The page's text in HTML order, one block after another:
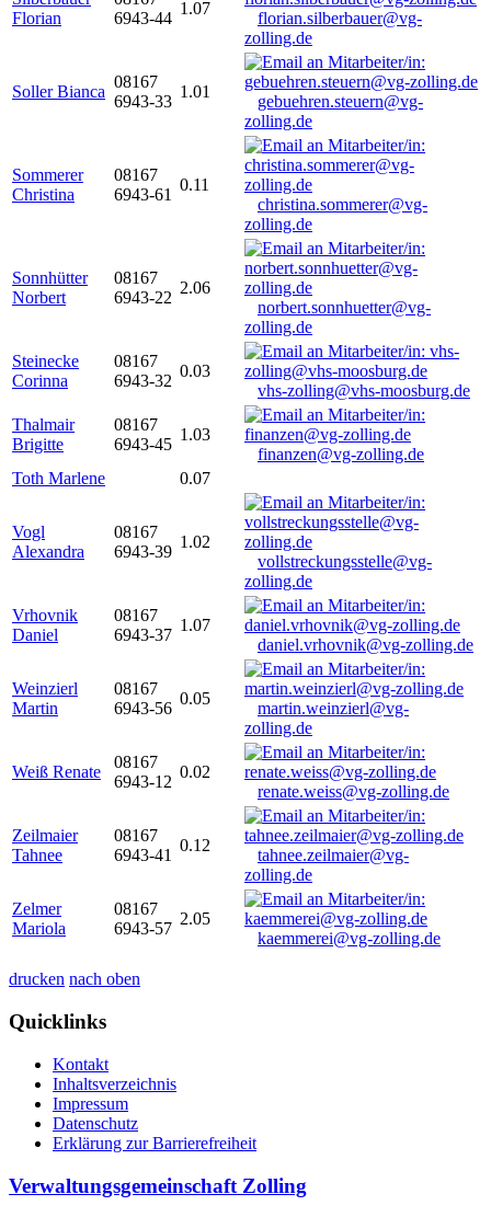
Florian
6943-44
1.07
florian.silberbauer@vg-
zolling.de
Soller Bianca
08167
6943-33
1.01
gebuehren.steuern@vg-
zolling.de
Sommerer
Christina
08167
6943-61
0.11
christina.sommerer@vg-
zolling.de
Sonnhütter
Norbert
08167
6943-22
2.06
norbert.sonnhuetter@vg-
zolling.de
Steinecke
Corinna
08167
6943-32
0.03
vhs-zolling@vhs-moosburg.de
Thalmair
Brigitte
08167
6943-45
1.03
finanzen@vg-zolling.de
Toth Marlene
0.07
Vogl
Alexandra
08167
6943-39
1.02
vollstreckungsstelle@vg-
zolling.de
Vrhovnik
Daniel
08167
6943-37
1.07
daniel.vrhovnik@vg-zolling.de
Weinzierl
Martin
08167
6943-56
0.05
martin.weinzierl@vg-
zolling.de
Weiß Renate
08167
6943-12
0.02
renate.weiss@vg-zolling.de
Zeilmaier
Tahnee
08167
6943-41
0.12
tahnee.zeilmaier@vg-
zolling.de
Zelmer
Mariola
08167
6943-57
2.05
kaemmerei@vg-zolling.de
drucken nach oben
Quicklinks
Kontakt
Inhaltsverzeichnis
Impressum
Datenschutz
Erklärung zur Barrierefreiheit
Verwaltungsgemeinschaft Zolling